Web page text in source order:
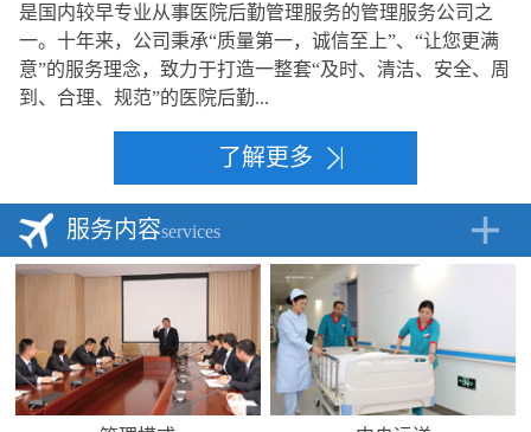
是国内较早专业从事医院后勤管理服务的管理服务公司之
一。十年来，公司秉承“质量第一，诚信至上”、“让您更满
意”的服务理念，致力于打造一整套“及时、清洁、安全、周
到、合理、规范”的医院后勤...
了解更多
服务内容services